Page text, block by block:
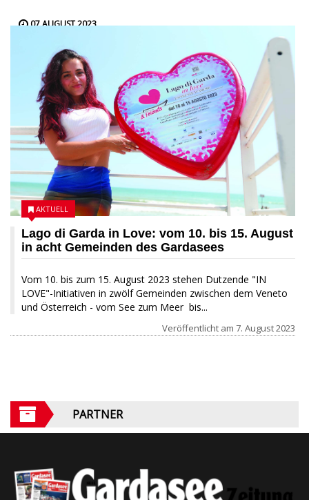
07 AUGUST 2023
Lago di Garda in Love: vom 10. bis 15. August
in acht Gemeinden des Gardasees
Vom 10. bis zum 15. August 2023 stehen Dutzende "IN
LOVE"-Initiativen in zwölf Gemeinden zwischen dem Veneto
und Österreich - vom See zum Meer bis...
AKTUELL
Veröffentlicht am 7. August 2023
PARTNER